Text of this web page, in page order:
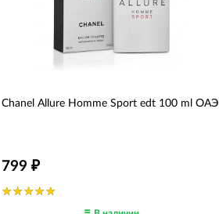
Chanel Allure Homme Sport edt 100 ml ОАЭ
799